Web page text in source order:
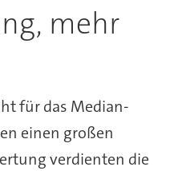
mehr
für das Median-
einen großen
verdienten die